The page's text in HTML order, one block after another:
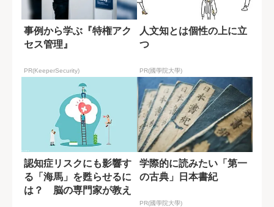
事例から学ぶ『特権アク
セス管理』
PR(KeeperSecurity)
人文知とは個性の上に立
つ
PR(國學院大學)
認知症リスクにも影響す
る「海馬」を甦らせるに
は？ 脳の専門家が教え
学際的に読みたい「第一
の古典」日本書紀
PR(國學院大學)